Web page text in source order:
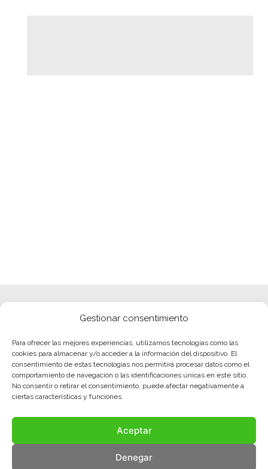
Gestionar consentimiento
Para ofrecer las mejores experiencias, utilizamos tecnologías como las
cookies para almacenar y/o acceder a la información del dispositivo. El
consentimiento de estas tecnologías nos permitirá procesar datos como el
comportamiento de navegación o las identificaciones únicas en este sitio.
No consentir o retirar el consentimiento, puede afectar negativamente a
ciertas características y funciones.
Aceptar
Denegar